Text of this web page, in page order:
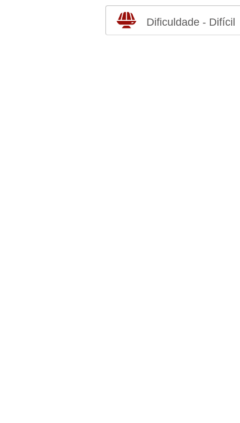
Dificuldade - Difícil